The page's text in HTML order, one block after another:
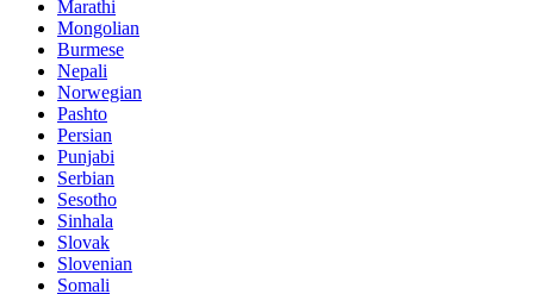
Marathi
Mongolian
Burmese
Nepali
Norwegian
Pashto
Persian
Punjabi
Serbian
Sesotho
Sinhala
Slovak
Slovenian
Somali